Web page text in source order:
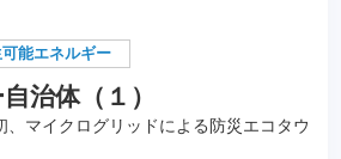
能エネルギー
治体（１）
、マイクログリッドによる防災エコタウ